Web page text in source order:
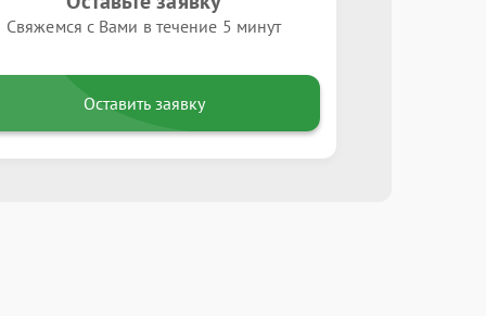
Свяжемся с Вами в течение 5 минут
Оставить заявку